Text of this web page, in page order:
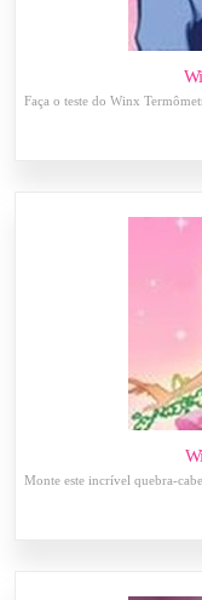
Faça o teste do Winx
Monte este incrível quebra-